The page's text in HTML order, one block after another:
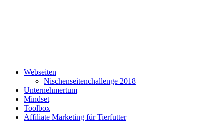
Webseiten
Nischenseitenchallenge 2018
Unternehmertum
Mindset
Toolbox
Affiliate Marketing für Tierfutter